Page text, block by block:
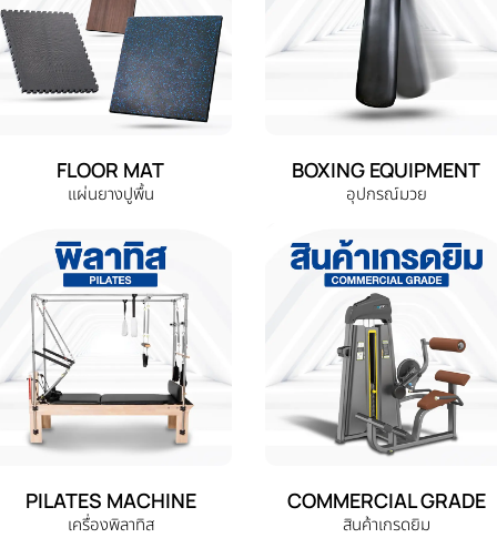
FLOOR MAT
แผ่นยางปูพื้น
BOXING EQUIPMENT
อุปกรณ์มวย
PILATES MACHINE
เครื่องพิลาทิส
COMMERCIAL GRADE
สินค้าเกรดยิม